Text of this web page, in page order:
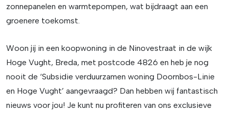
zonnepanelen en warmtepompen, wat bijdraagt aan een
groenere toekomst.
Woon jij in een koopwoning in de Ninovestraat in de wijk
Hoge Vught, Breda, met postcode 4826 en heb je nog
nooit de ‘Subsidie verduurzamen woning Doornbos-Linie
en Hoge Vught’ aangevraagd? Dan hebben wij fantastisch
nieuws voor jou! Je kunt nu profiteren van ons exclusieve